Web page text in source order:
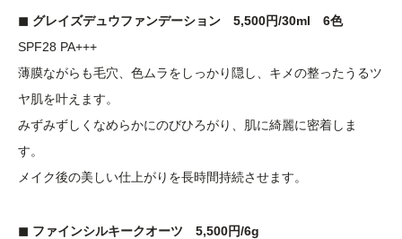
◼︎ グレイズデュウファンデーション 5,500円/30ml 6色
SPF28 PA+++
薄膜ながらも毛穴、色ムラをしっかり隠し、キメの整ったうるツ
ヤ肌を叶えます。
みずみずしくなめらかにのびひろがり、肌に綺麗に密着しま
す。
メイク後の美しい仕上がりを長時間持続させます。
◼︎ ファインシルキークオーツ 5,500円/6g